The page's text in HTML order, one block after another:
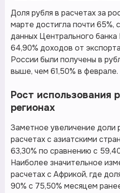
Доля рубля в расчетах за
марте достигла почти 65%,
данных Центрального
64,90% доходов от
России были получены в
выше, чем 61,50% в феврале.
Рост использования
регионах
Заметное увеличение доли
расчетах с азиатскими
63,30% по сравнению с
Наиболее значительное
расчетах с Африкой, где
90% с 75,50% месяцем